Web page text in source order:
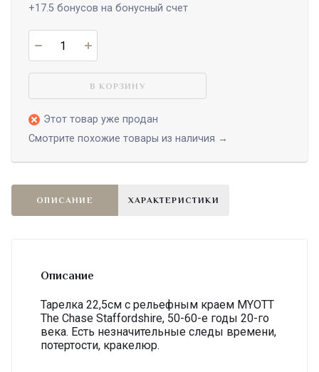
+17.5 бонусов на бонусный счет
В КОРЗИНУ
Этот товар уже продан
Смотрите похожие товары из наличия →
ОПИСАНИЕ ХАРАКТЕРИСТИКИ
Описание
Тарелка 22,5см с рельефным краем MYOTT
The Chase Staffordshire, 50-60-е годы 20-го
века. Есть незначительные следы времени,
потертости, кракелюр.